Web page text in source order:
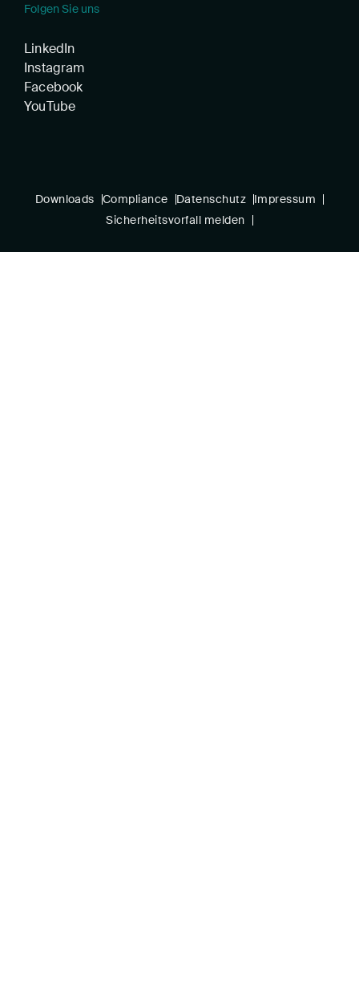
Folgen Sie uns
LinkedIn
Instagram
Facebook
YouTube
Downloads Compliance Datenschutz
Impressum
Sicherheitsvorfall melden